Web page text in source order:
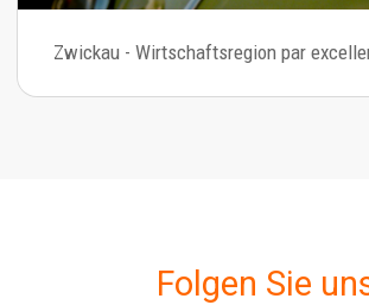
Zwickau - Wirtschaftsregion par
Folgen Sie